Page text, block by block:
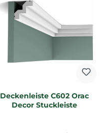
Deckenleiste C602 Orac
Decor Stuckleiste